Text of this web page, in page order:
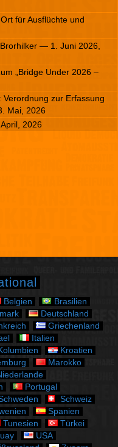
für Ausflüchte und
— 1. Juni 2026,
„Bridge Under 2026 –
zur Erfassung
Mai, 2026
2026
Belgien
Brasilien
Deutschland
Griechenland
Italien
Kroatien
Marokko
Portugal
Schweiz
Spanien
Tunesien
Türkei
USA